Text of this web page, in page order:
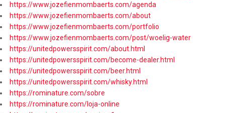
https://www.jozefienmombaerts.com/agenda
https://www.jozefienmombaerts.com/about
https://www.jozefienmombaerts.com/portfolio
https://www.jozefienmombaerts.com/post/woelig-water
https://unitedpowersspirit.com/about.html
https://unitedpowersspirit.com/become-dealer.html
https://unitedpowersspirit.com/beer.html
https://unitedpowersspirit.com/whisky.html
https://rominature.com/sobre
https://rominature.com/loja-online